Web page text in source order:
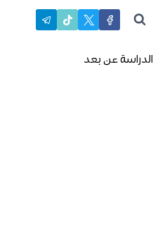
الدراسة عن بعد